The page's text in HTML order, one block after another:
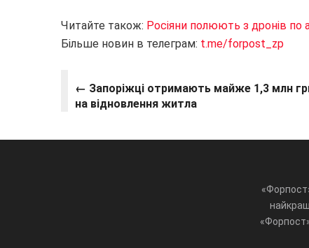
Читайте також: Росіяни полюють з дронів по
Більше новин в телеграм: t.me/forpost_zp
← Запоріжці отримають майже 1,3 млн
на відновлення житла